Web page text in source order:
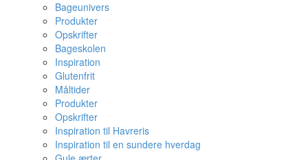
Bageunivers
Produkter
Opskrifter
Bageskolen
Inspiration
Glutenfrit
Måltider
Produkter
Opskrifter
Inspiration til Havreris
Inspiration til en sundere hverdag